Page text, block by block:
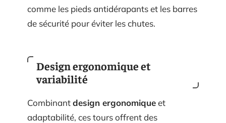
comme les pieds antidérapants et les barres
de sécurité pour éviter les chutes.
Design ergonomique et
variabilité
Combinantdesign ergonomiqueet
adaptabilité, ces tours offrent des